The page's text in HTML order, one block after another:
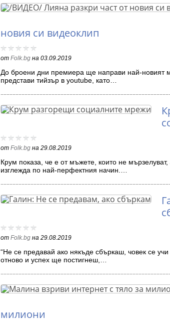
новия си видеоклип
от Folk.bg на 03.09.2019
До броени дни премиера ще направи най-новият
представи тийзър в youtube, като…
от Folk.bg на 29.08.2019
Крум показа, че е от мъжете, които не
изглежда по най-перфектния начин.…
от Folk.bg на 29.08.2019
“Не се предавай ако някъде сбъркаш, човек се
отново и успех ще постигнеш,…
милиони